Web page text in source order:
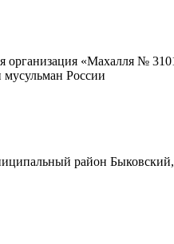
организация «Махалля №
России
район